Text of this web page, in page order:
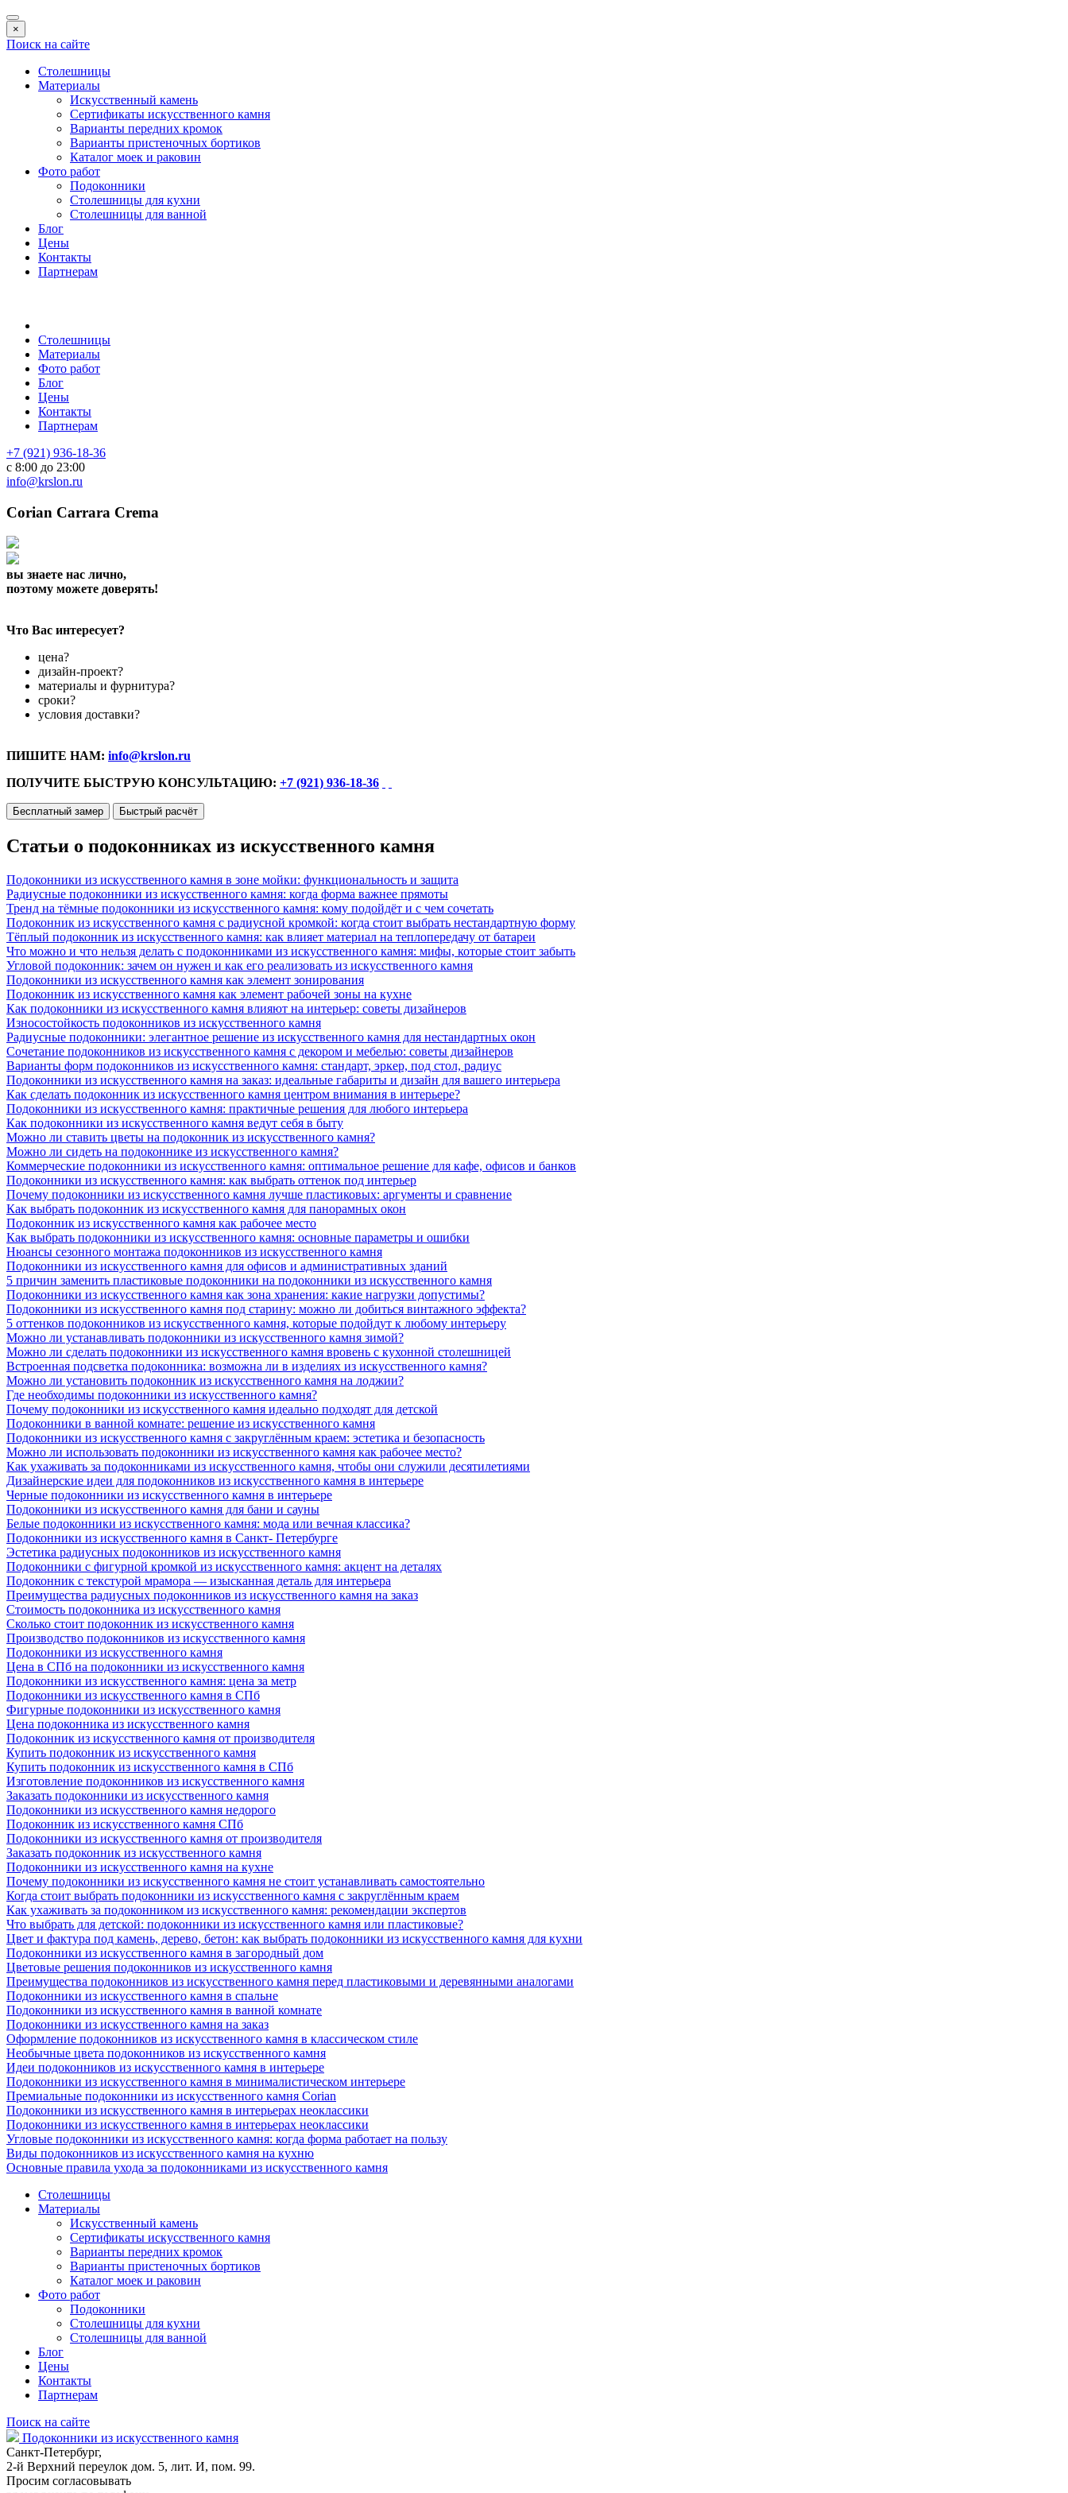
×
Поиск на сайте
Столешницы
Материалы
Искусственный камень
Сертификаты искусственного камня
Варианты передних кромок
Варианты пристеночных бортиков
Каталог моек и раковин
Фото работ
Подоконники
Столешницы для кухни
Столешницы для ванной
Блог
Цены
Контакты
Партнерам
Столешницы
Материалы
Фото работ
Блог
Цены
Контакты
Партнерам
+7 (921) 936-18-36
с 8:00 до 23:00
info@krslon.ru
Corian Carrara Crema
вы знаете нас лично,
поэтому можете доверять!
Что Вас интересует?
цена?
дизайн-проект?
материалы и фурнитура?
сроки?
условия доставки?
ПИШИТЕ НАМ: info@krslon.ru
ПОЛУЧИТЕ БЫСТРУЮ КОНСУЛЬТАЦИЮ: +7 (921) 936-18-36
Бесплатный замер Быстрый расчёт
Статьи о подоконниках из искусственного камня
Подоконники из искусственного камня в зоне мойки: функциональность и защита
Радиусные подоконники из искусственного камня: когда форма важнее прямоты
Тренд на тёмные подоконники из искусственного камня: кому подойдёт и с чем сочетать
Подоконник из искусственного камня с радиусной кромкой: когда стоит выбрать нестандартную форму
Тёплый подоконник из искусственного камня: как влияет материал на теплопередачу от батареи
Что можно и что нельзя делать с подоконниками из искусственного камня: мифы, которые стоит забыть
Угловой подоконник: зачем он нужен и как его реализовать из искусственного камня
Подоконники из искусственного камня как элемент зонирования
Подоконник из искусственного камня как элемент рабочей зоны на кухне
Как подоконники из искусственного камня влияют на интерьер: советы дизайнеров
Износостойкость подоконников из искусственного камня
Радиусные подоконники: элегантное решение из искусственного камня для нестандартных окон
Сочетание подоконников из искусственного камня с декором и мебелью: советы дизайнеров
Варианты форм подоконников из искусственного камня: стандарт, эркер, под стол, радиус
Подоконники из искусственного камня на заказ: идеальные габариты и дизайн для вашего интерьера
Как сделать подоконник из искусственного камня центром внимания в интерьере?
Подоконники из искусственного камня: практичные решения для любого интерьера
Как подоконники из искусственного камня ведут себя в быту
Можно ли ставить цветы на подоконник из искусственного камня?
Можно ли сидеть на подоконнике из искусственного камня?
Коммерческие подоконники из искусственного камня: оптимальное решение для кафе, офисов и банков
Подоконники из искусственного камня: как выбрать оттенок под интерьер
Почему подоконники из искусственного камня лучше пластиковых: аргументы и сравнение
Как выбрать подоконник из искусственного камня для панорамных окон
Подоконник из искусственного камня как рабочее место
Как выбрать подоконники из искусственного камня: основные параметры и ошибки
Нюансы сезонного монтажа подоконников из искусственного камня
Подоконники из искусственного камня для офисов и административных зданий
5 причин заменить пластиковые подоконники на подоконники из искусственного камня
Подоконники из искусственного камня как зона хранения: какие нагрузки допустимы?
Подоконники из искусственного камня под старину: можно ли добиться винтажного эффекта?
5 оттенков подоконников из искусственного камня, которые подойдут к любому интерьеру
Можно ли устанавливать подоконники из искусственного камня зимой?
Можно ли сделать подоконники из искусственного камня вровень с кухонной столешницей
Встроенная подсветка подоконника: возможна ли в изделиях из искусственного камня?
Можно ли установить подоконник из искусственного камня на лоджии?
Где необходимы подоконники из искусственного камня?
Почему подоконники из искусственного камня идеально подходят для детской
Подоконники в ванной комнате: решение из искусственного камня
Подоконники из искусственного камня с закруглённым краем: эстетика и безопасность
Можно ли использовать подоконники из искусственного камня как рабочее место?
Как ухаживать за подоконниками из искусственного камня, чтобы они служили десятилетиями
Дизайнерские идеи для подоконников из искусственного камня в интерьере
Черные подоконники из искусственного камня в интерьере
Подоконники из искусственного камня для бани и сауны
Белые подоконники из искусственного камня: мода или вечная классика?
Подоконники из искусственного камня в Санкт- Петербурге
Эстетика радиусных подоконников из искусственного камня
Подоконники с фигурной кромкой из искусственного камня: акцент на деталях
Подоконник с текстурой мрамора — изысканная деталь для интерьера
Преимущества радиусных подоконников из искусственного камня на заказ
Стоимость подоконника из искусственного камня
Сколько стоит подоконник из искусственного камня
Производство подоконников из искусственного камня
Подоконники из искусственного камня
Цена в СПб на подоконники из искусственного камня
Подоконники из искусственного камня: цена за метр
Подоконники из искусственного камня в СПб
Фигурные подоконники из искусственного камня
Цена подоконника из искусственного камня
Подоконник из искусственного камня от производителя
Купить подоконник из искусственного камня
Купить подоконник из искусственного камня в СПб
Изготовление подоконников из искусственного камня
Заказать подоконники из искусственного камня
Подоконники из искусственного камня недорого
Подоконник из искусственного камня СПб
Подоконники из искусственного камня от производителя
Заказать подоконник из искусственного камня
Подоконники из искусственного камня на кухне
Почему подоконники из искусственного камня не стоит устанавливать самостоятельно
Когда стоит выбрать подоконники из искусственного камня с закруглённым краем
Как ухаживать за подоконником из искусственного камня: рекомендации экспертов
Что выбрать для детской: подоконники из искусственного камня или пластиковые?
Цвет и фактура под камень, дерево, бетон: как выбрать подоконники из искусственного камня для кухни
Подоконники из искусственного камня в загородный дом
Цветовые решения подоконников из искусственного камня
Преимущества подоконников из искусственного камня перед пластиковыми и деревянными аналогами
Подоконники из искусственного камня в спальне
Подоконники из искусственного камня в ванной комнате
Подоконники из искусственного камня на заказ
Оформление подоконников из искусственного камня в классическом стиле
Необычные цвета подоконников из искусственного камня
Идеи подоконников из искусственного камня в интерьере
Подоконники из искусственного камня в минималистическом интерьере
Премиальные подоконники из искусственного камня Corian
Подоконники из искусственного камня в интерьерах неоклассики
Подоконники из искусственного камня в интерьерах неоклассики
Угловые подоконники из искусственного камня: когда форма работает на пользу
Виды подоконников из искусственного камня на кухню
Основные правила ухода за подоконниками из искусственного камня
Столешницы
Материалы
Искусственный камень
Сертификаты искусственного камня
Варианты передних кромок
Варианты пристеночных бортиков
Каталог моек и раковин
Фото работ
Подоконники
Столешницы для кухни
Столешницы для ванной
Блог
Цены
Контакты
Партнерам
Поиск на сайте
Подоконники из искусственного камня
Санкт-Петербург,
2-й Верхний переулок дом. 5, лит. И, пом. 99.
Просим согласовывать